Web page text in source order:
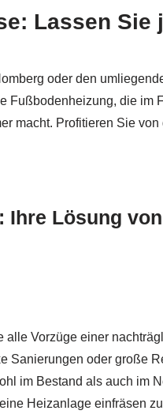
Lassen
oder den
Fußbodenheizung, die im
macht. Profitieren Sie
Ihre Lösung
Vorzüge einer
Sanierungen oder große
im Bestand als auch im
Heizanlage einfräsen